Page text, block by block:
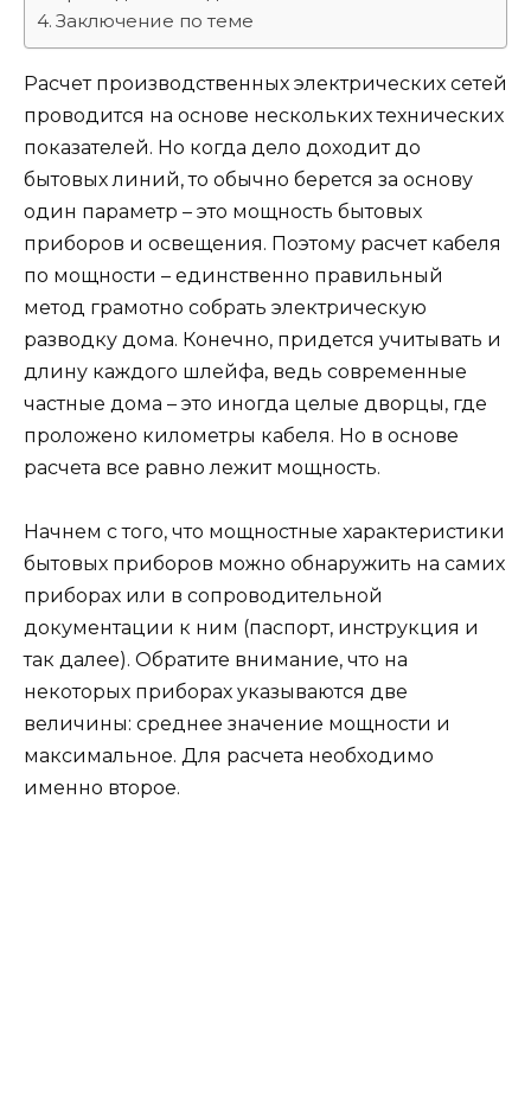
Заключение по теме
Расчет производственных электрических сетей
проводится на основе нескольких технических
показателей. Но когда дело доходит до
бытовых линий, то обычно берется за основу
один параметр – это мощность бытовых
приборов и освещения. Поэтому расчет кабеля
по мощности – единственно правильный
метод грамотно собрать электрическую
разводку дома. Конечно, придется учитывать и
длину каждого шлейфа, ведь современные
частные дома – это иногда целые дворцы, где
проложено километры кабеля. Но в основе
расчета все равно лежит мощность.
Начнем с того, что мощностные характеристики
бытовых приборов можно обнаружить на самих
приборах или в сопроводительной
документации к ним (паспорт, инструкция и
так далее). Обратите внимание, что на
некоторых приборах указываются две
величины: среднее значение мощности и
максимальное. Для расчета необходимо
именно второе.